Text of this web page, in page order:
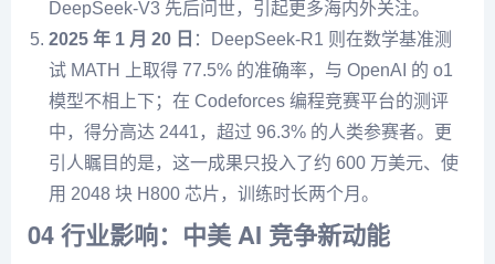
DeepSeek-V3 先后问世，引起更多海内外关注。
2025 年 1 月 20 日 ：DeepSeek-R1 则在数学基准测
试 MATH 上取得 77.5% 的准确率，与 OpenAI 的 o1
模型不相上下；在 Codeforces 编程竞赛平台的测评
中，得分高达 2441，超过 96.3% 的人类参赛者。更
引人瞩目的是，这一成果只投入了约 600 万美元、使
用 2048 块 H800 芯片，训练时长两个月。
04 行业影响：中美 AI 竞争新动能